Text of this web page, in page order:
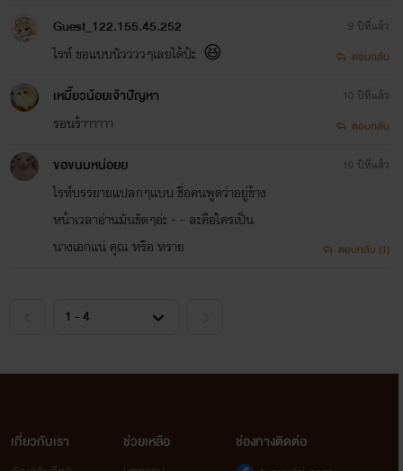
ภายนอกใช่ไหมละ ดีละ งั้นฉันจะเป็นคนเปลี่ยนเธอเอง "นิวพู
ดอย่างเเน่วเเน่พร้อมกับทำท่าไฟท์ติ้ง ทำเอาฉันมองนิวอย่างงงๆ
//ห่างหายไปนานมาก กลับมาเเล้ว ฟิคนี้อัพอย่างจิงจังเเน่
นอน ไม่เล่นๆละ ฝากใว้ในใจรีดด้วยน่า55555ขอสัก5คอมเม้น
เป็นกำลังใจหน่อยนะ
ขอ
Guest_122.155.45.252
ไรท์ ขอแบบนัววววๆเลยได้ป้ะ 😆
9 ปีที่แล้ว
ตอบกลับ
เหมี๊ยวน้อยเจ้าปัญหา
รอนร้าาาาาา
10 ปีที่แล้ว
ตอบกลับ
ขอขนมหน่อยย
ไรท์บรรยายแปลกๆแบบ ชื่อคนพูดว่าอยู่ข้าง
หน้าเวลาอ่านมันขัดๆอ่ะ - - ละคือใครเป็น
นางเอกแน่ คุณ หรือ ทราย
10 ปีที่แล้ว
ตอบกลับ (1)
เกี่ยวกับเรา
ช่วยเหลือ
ช่องทางติดต่อ